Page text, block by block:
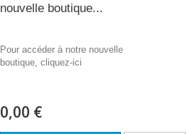
nouvelle boutique...
Pour accéder à notre nouvelle
boutique, cliquez-ici
0,00 €